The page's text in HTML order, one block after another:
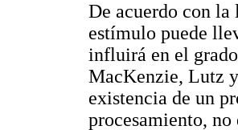
De acuerdo con la
estímulo puede
influirá en el
MacKenzie, Lutz
existencia de un
procesamiento, no